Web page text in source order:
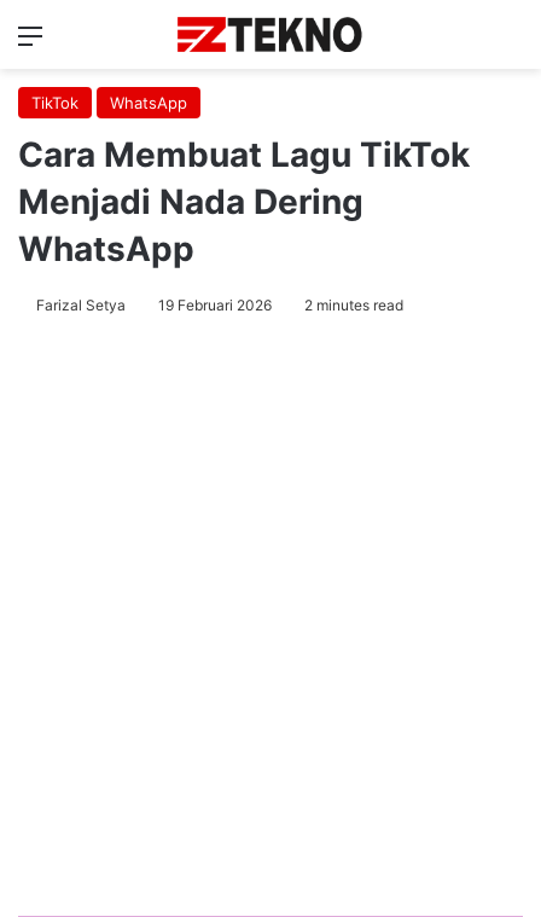
Menu
TikTok WhatsApp
Cara Membuat Lagu TikTok
Menjadi Nada Dering
WhatsApp
Farizal Setya 19 Februari 2026 2 minutes read